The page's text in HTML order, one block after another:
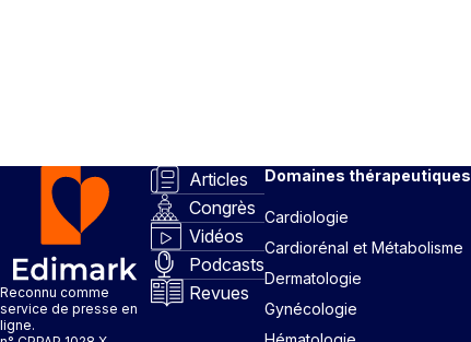
Reconnu comme
service de presse en
ligne.
Articles
Congrès
Vidéos
Podcasts
Revues
Domaines thérapeutiques
Cardiologie
Cardiorénal et Métabolisme
Dermatologie
Gynécologie